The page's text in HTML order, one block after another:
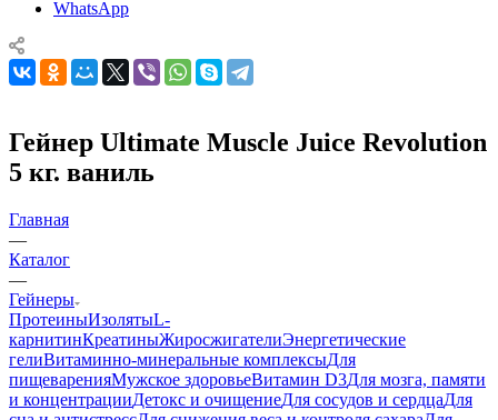
WhatsApp
Гейнер Ultimate Muscle Juice Revolution
5 кг. ваниль
Главная
—
Каталог
—
Гейнеры
ПротеиныИзолятыL-
карнитинКреатиныЖиросжигателиЭнергетические
гелиВитаминно-минеральные комплексыДля
пищеваренияМужское здоровьеВитамин D3Для мозга, памяти
и концентрацииДетокс и очищениеДля сосудов и сердцаДля